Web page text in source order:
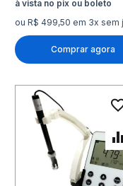
ou R$ 499,50 em 3x sem
Comprar agora